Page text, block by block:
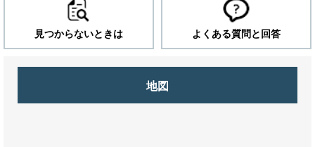
見つからないときは よくある質問と回答
地図